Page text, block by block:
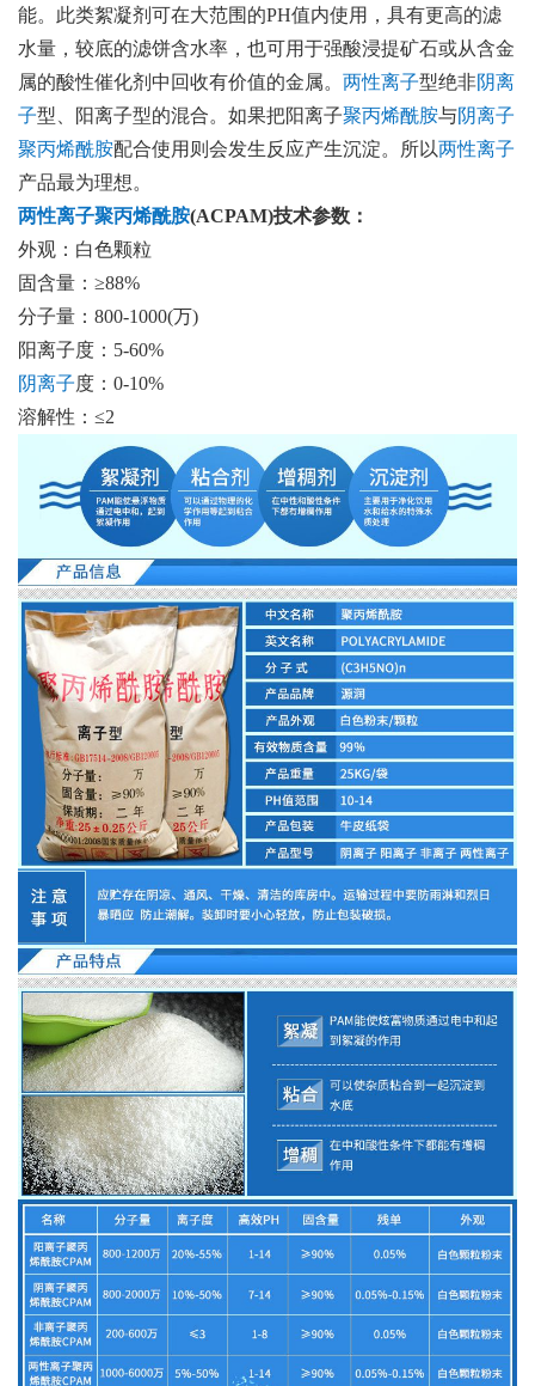
能。此类絮凝剂可在大范围的PH值内使用，具有更高的滤
水量，较底的滤饼含水率，也可用于强酸浸提矿石或从含金
属的酸性催化剂中回收有价值的金属。 两性离子型绝非阴离
子型、阳离子型的混合。如果把阳离子聚丙烯酰胺与阴离子
聚丙烯酰胺配合使用则会发生反应产生沉淀。所以两性离子
产品最为理想。
两性离子聚丙烯酰胺(ACPAM)技术参数：
外观：白色颗粒
固含量：≥88%
分子量：800-1000(万)
阳离子度：5-60%
阴离子度：0-10%
溶解性：≤2